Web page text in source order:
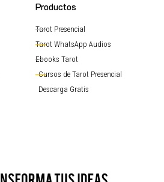
Productos
Tarot Presencial
Tarot WhatsApp Audios
Ebooks Tarot
Cursos de Tarot Presencial
Descarga Gratis